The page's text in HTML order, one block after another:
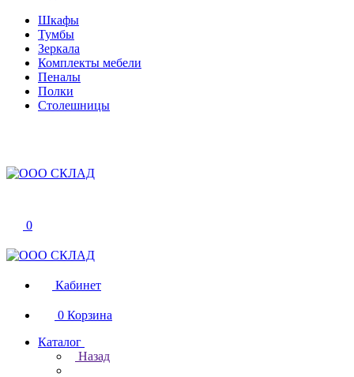
Шкафы
Тумбы
Зеркала
Комплекты мебели
Пеналы
Полки
Столешницы
0
Кабинет
0 Корзина
Каталог
Назад